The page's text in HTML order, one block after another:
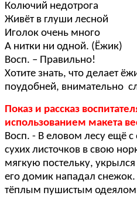
Колючий недотрога
Живёт в глуши лесной
Иголок очень много
А нитки ни одной. (Ёжик)
Восп. – Правильно!
Хотите знать, что делает
поудобней, внимательно
Показ и рассказ
использованием макета
Восп. - В еловом лесу ещё с
сухих листочков в свою
мягкую постельку,
его домик нападал
тёплым пушистым